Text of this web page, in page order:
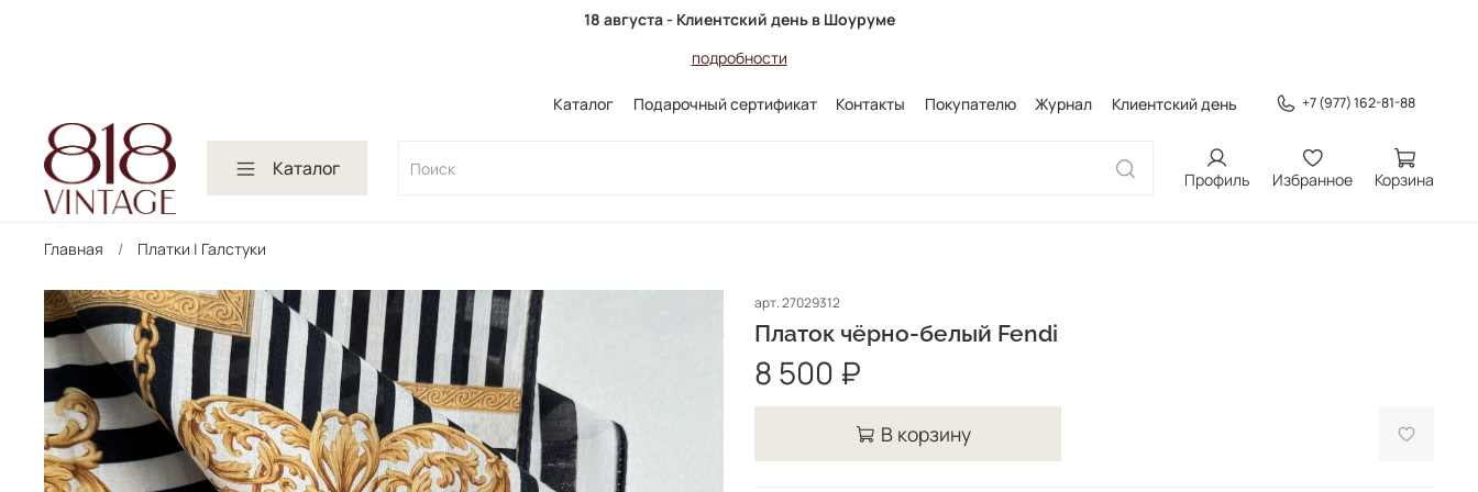
18 августа - Клиентский день в Шоуруме
подробности
Каталог Подарочный сертификат Контакты Покупателю Журнал Клиентский день +7 (977) 162-81-88
Каталог Профиль Избранное Корзина
Главная Платки | Галстуки
арт.27029312
Платок чёрно-белый Fendi
8 500 ₽
В корзину